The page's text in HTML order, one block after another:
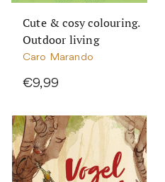
Cute & cosy colouring.
Outdoor living
Caro Marando
€9,99